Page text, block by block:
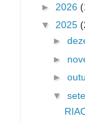
► 2026
▼ 2025
►
►
►
▼